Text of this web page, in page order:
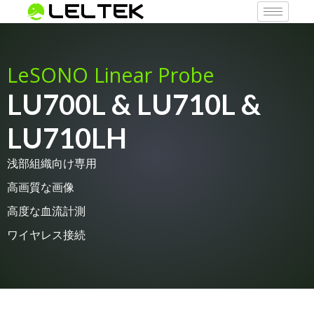
LeSONO Linear Probe
LU700L & LU710L &
LU710LH
浅部組織向け専用
高画質な画像
高度な血流計測
ワイヤレス接続